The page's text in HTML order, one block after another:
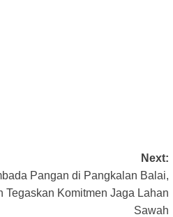
Next:
Pangan di Pangkalan Balai,
Tegaskan Komitmen Jaga Lahan
Sawah